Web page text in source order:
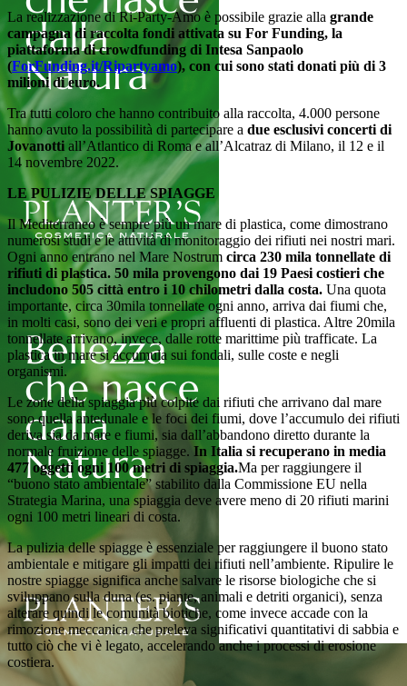
La realizzazione di Ri-Party-Amo è possibile grazie alla grande
campagna di raccolta fondi attivata su For Funding, la
piattaforma di crowdfunding di Intesa Sanpaolo
(ForFunding.it/Ripartyamo), con cui sono stati donati più di 3
milioni di euro.
Tra tutti coloro che hanno contribuito alla raccolta, 4.000 persone
hanno avuto la possibilità di partecipare a due esclusivi concerti di
Jovanotti all’Atlantico di Roma e all’Alcatraz di Milano, il 12 e il
14 novembre 2022.
LE PULIZIE DELLE SPIAGGE
Il Mediterraneo è sempre più un mare di plastica, come dimostrano
numerosi studi e le attività di monitoraggio dei rifiuti nei nostri mari.
Ogni anno entrano nel Mare Nostrum circa 230 mila tonnellate di
rifiuti di plastica. 50 mila provengono dai 19 Paesi costieri che
includono 505 città entro i 10 chilometri dalla costa. Una quota
importante, circa 30mila tonnellate ogni anno, arriva dai fiumi che,
in molti casi, sono dei veri e propri affluenti di plastica. Altre 20mila
tonnellate arrivano, invece, dalle rotte marittime più trafficate. La
plastica in mare si accumula sui fondali, sulle coste e negli
organismi.
Le zone della spiaggia più colpite dai rifiuti che arrivano dal mare
sono quella antedunale e le foci dei fiumi, dove l’accumulo dei rifiuti
deriva sia da mare e fiumi, sia dall’abbandono diretto durante la
normale fruizione delle spiagge. In Italia si recuperano in media
477 oggetti ogni 100 metri di spiaggia.Ma per raggiungere il
“buono stato ambientale” stabilito dalla Commissione EU nella
Strategia Marina, una spiaggia deve avere meno di 20 rifiuti marini
ogni 100 metri lineari di costa.
La pulizia delle spiagge è essenziale per raggiungere il buono stato
ambientale e mitigare gli impatti dei rifiuti nell’ambiente. Ripulire le
nostre spiagge significa anche salvare le risorse biologiche che si
sviluppano sulla duna (es. piante, animali e detriti organici), senza
alterare quindi le comunità biotiche, come invece accade con la
rimozione meccanica che preleva significativi quantitativi di sabbia e
tutto ciò che vi è legato, accelerando anche i processi di erosione
costiera.